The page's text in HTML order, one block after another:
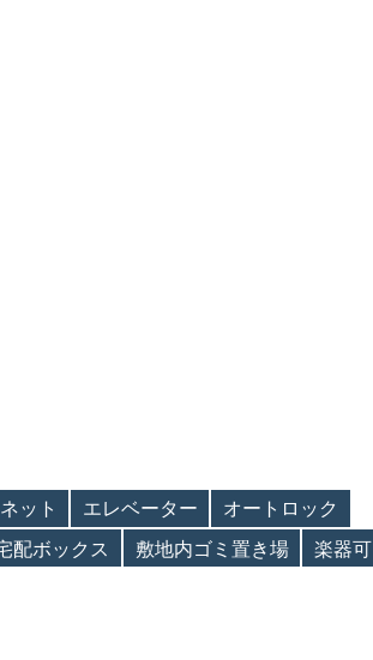
ット エレベーター
オートロック
配ボックス 敷地内ゴミ置き場
楽器可